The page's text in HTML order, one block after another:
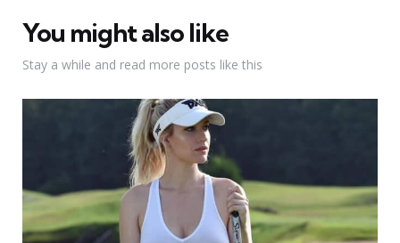
You might also like
Stay a while and read more posts like this